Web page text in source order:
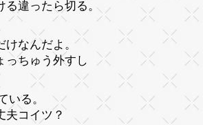
る違ったら切る。
けなんだよ。
っちゅう外すし
いる。
夫コイツ？